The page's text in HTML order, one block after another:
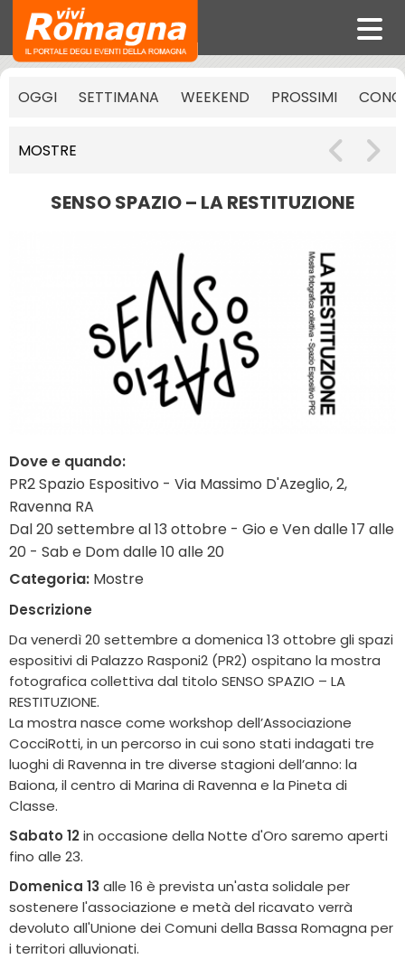
OGGI SETTIMANA WEEKEND PROSSIMI
MOSTRE
SENSO SPAZIO – LA RESTITUZIONE
Dove e quando:
PR2 Spazio Espositivo - Via Massimo D'Azeglio, 2,
Ravenna RA
Dal 20 settembre al 13 ottobre - Gio e Ven dalle 17 alle
20 - Sab e Dom dalle 10 alle 20
Categoria: Mostre
Descrizione
Da venerdì 20 settembre a domenica 13 ottobre gli spazi
espositivi di Palazzo Rasponi2 (PR2) ospitano la mostra
fotografica collettiva dal titolo SENSO SPAZIO – LA
RESTITUZIONE.
La mostra nasce come workshop dell’Associazione
CocciRotti, in un percorso in cui sono stati indagati tre
luoghi di Ravenna in tre diverse stagioni dell’anno: la
Baiona, il centro di Marina di Ravenna e la Pineta di
Classe.
Sabato 12in occasione della Notte d'Oro saremo aperti
fino alle 23.
Domenica 13 alle 16 è prevista un'asta solidale per
sostenere l'associazione e metà del ricavato verrà
devoluto all'Unione dei Comuni della Bassa Romagna per
i territori alluvionati.